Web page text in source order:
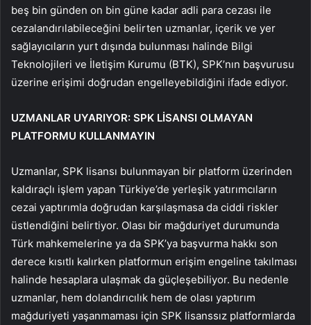
beş bin günden on bin güne kadar adli para cezası ile
cezalandırılabileceğini belirten uzmanlar, içerik ve yer
sağlayıcıların yurt dışında bulunması halinde Bilgi
Teknolojileri ve İletişim Kurumu (BTK), SPK’nın başvurusu
üzerine erişimi doğrudan engelleyebildiğini ifade ediyor.
UZMANLAR UYARIYOR: SPK LİSANSI OLMAYAN
PLATFORMU KULLANMAYIN
Uzmanlar, SPK lisansı bulunmayan bir platform üzerinden
kaldıraçlı işlem yapan Türkiye’de yerleşik yatırımcıların
cezai yaptırımla doğrudan karşılaşmasa da ciddi riskler
üstlendiğini belirtiyor. Olası bir mağduriyet durumunda
Türk mahkemelerine ya da SPK’ya başvurma hakkı son
derece kısıtlı kalırken platformun erişim engeline takılması
halinde hesaplara ulaşmak da güçleşebiliyor. Bu nedenle
uzmanlar, hem dolandırıcılık hem de olası yaptırım
mağduriyeti yaşanmaması için SPK lisanssız platformlarda